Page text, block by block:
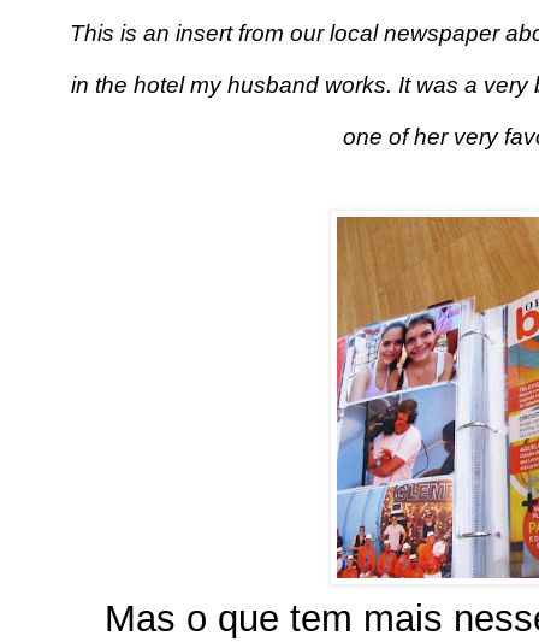
This is an insert from our local newspaper
in the hotel my husband works. It was a
one of her very
Mas o que tem mais